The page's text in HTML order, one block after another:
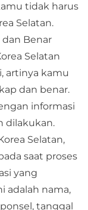
tidak harus
Selatan.
Benar
Selatan
artinya kamu
dan benar.
informasi
dilakukan.
Selatan,
saat proses
yang
adalah nama,
tanggal